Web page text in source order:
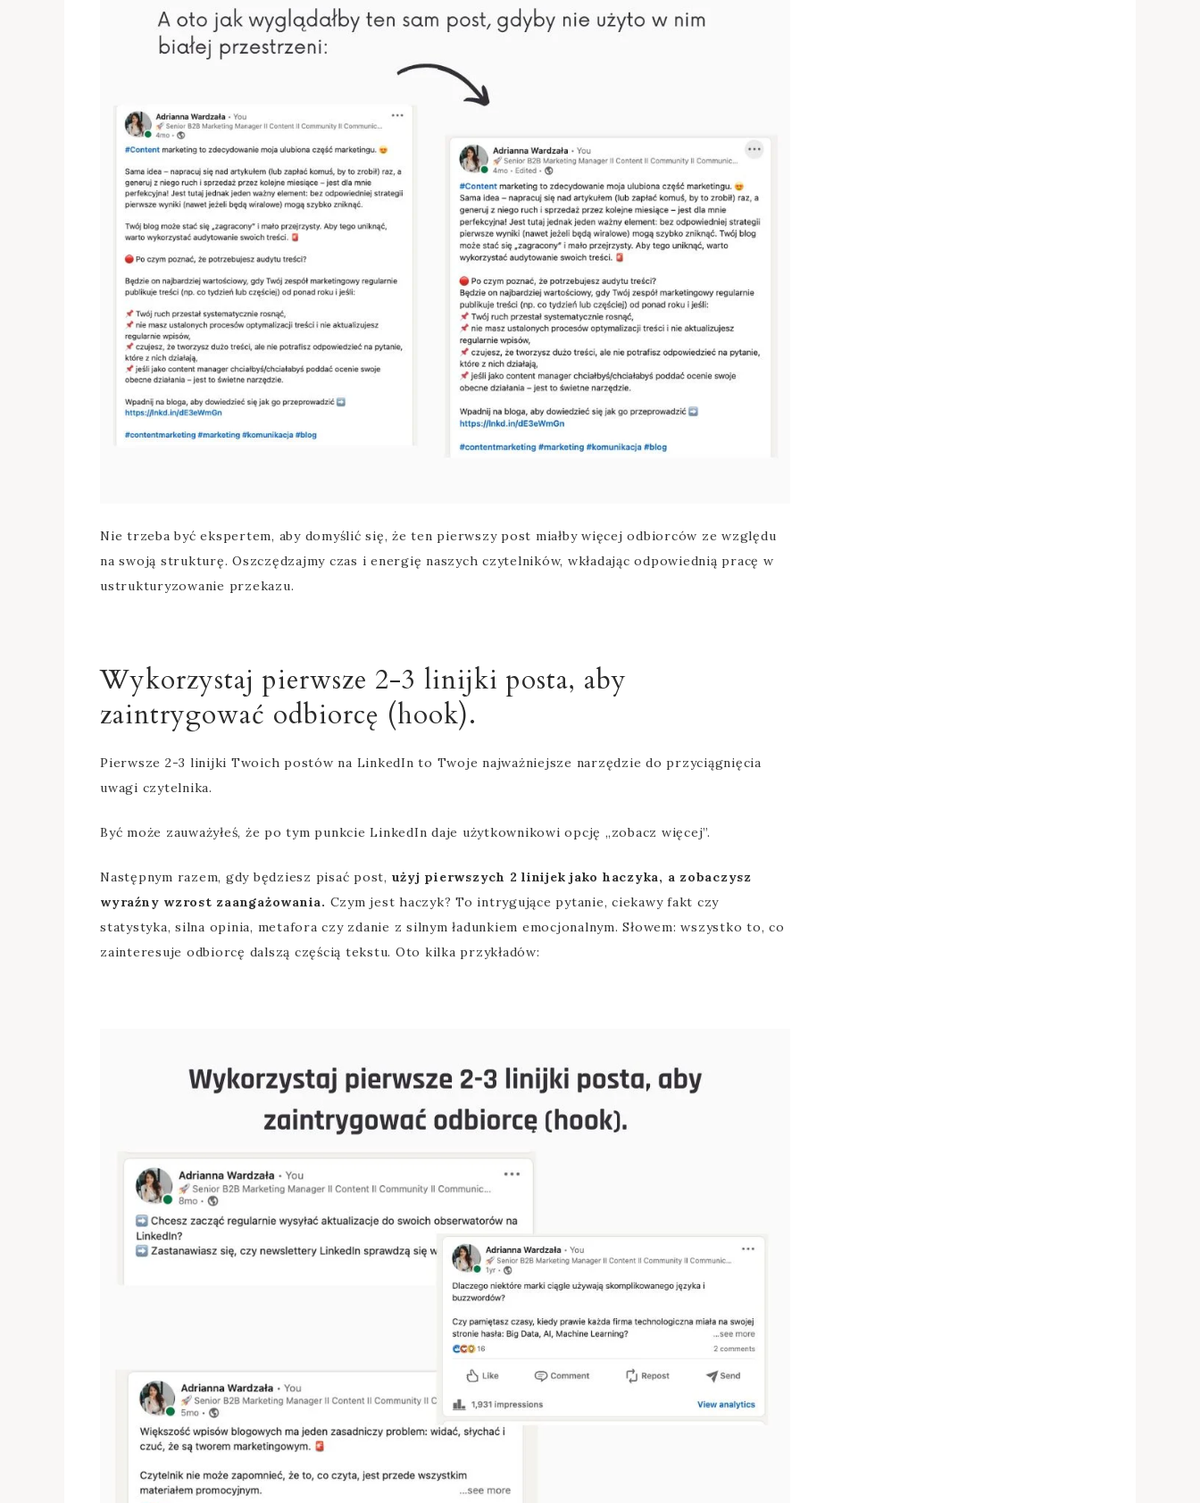
Nie trzeba być ekspertem, aby domyślić się, że ten pierwszy post miałby więcej odbiorców ze względu
na swoją strukturę. Oszczędzajmy czas i energię naszych czytelników, wkładając odpowiednią pracę w
ustrukturyzowanie przekazu.
Wykorzystaj pierwsze 2-3 linijki posta, aby
zaintrygować odbiorcę (hook).
Pierwsze 2-3 linijki Twoich postów na LinkedIn to Twoje najważniejsze narzędzie do przyciągnięcia
uwagi czytelnika.
Być może zauważyłeś, że po tym punkcie LinkedIn daje użytkownikowi opcję „zobacz więcej”.
Następnym razem, gdy będziesz pisać post, użyj pierwszych 2 linijek jako haczyka, a zobaczysz
wyraźny wzrost zaangażowania. Czym jest haczyk? To intrygujące pytanie, ciekawy fakt czy
statystyka, silna opinia, metafora czy zdanie z silnym ładunkiem emocjonalnym. Słowem: wszystko to, co
zainteresuje odbiorcę dalszą częścią tekstu. Oto kilka przykładów: